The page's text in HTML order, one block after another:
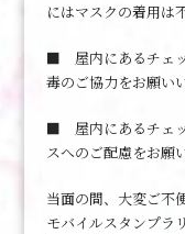
にはマスクの着用は
■ 屋内にあるチェ
毒のご協力をお願い
■ 屋内にあるチェッ
スへのご配慮をお願
当面の間、大変ご不
モバイルスタンプラ